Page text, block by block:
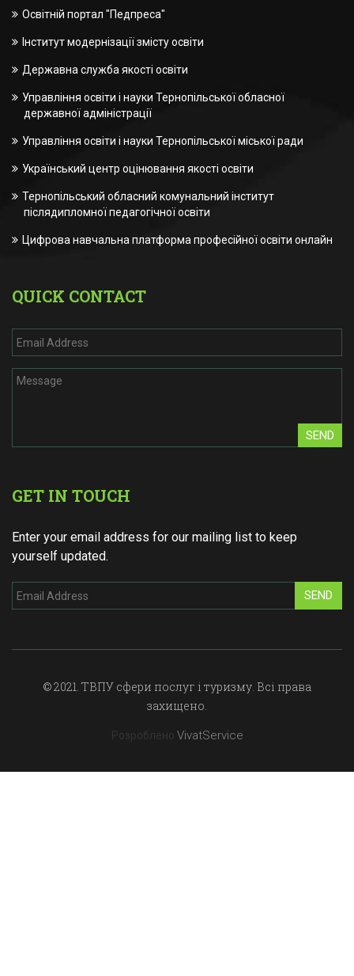
Освітній портал "Педпреса"
Інститут модернізації змісту освіти
Державна служба якості освіти
Управління освіти і науки Тернопільської обласної
державної адміністрації
Управління освіти і науки Тернопільської міської ради
Український центр оцінювання якості освіти
Тернопільський обласний комунальний інститут
післядипломної педагогічної освіти
Цифрова навчальна платформа професійної освіти онлайн
QUICK CONTACT
SEND
GET IN TOUCH
Enter your email address for our mailing list to keep
yourself updated.
SEND
© 2021. ТВПУ сфери послуг і туризму. Всі права
захищено.
Розроблено VivatService